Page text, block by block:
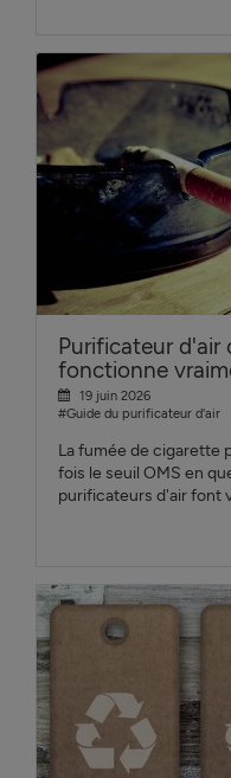
Purificateur d'air
fonctionne
19 juin 2026
#Guide du purificateur d'air
La fumée de cigarette
fois le seuil OMS en
purificateurs d'air font